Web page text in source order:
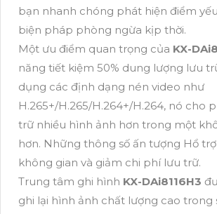
bạn nhanh chóng phát hiện điểm
biện pháp phòng ngừa kịp thời.
Một ưu điểm quan trọng của KX-
năng tiết kiệm 50% dung lượng lưu
dụng các định dạng nén video như
H.265+/H.265/H.264+/H.264, nó cho
trữ nhiều hình ảnh hơn trong một
hơn. Những thông số ấn tượng Hổ
không gian và giảm chi phí lưu trữ.
Trung tâm ghi hình KX-DAi8116H3
ghi lại hình ảnh chất lượng cao trong